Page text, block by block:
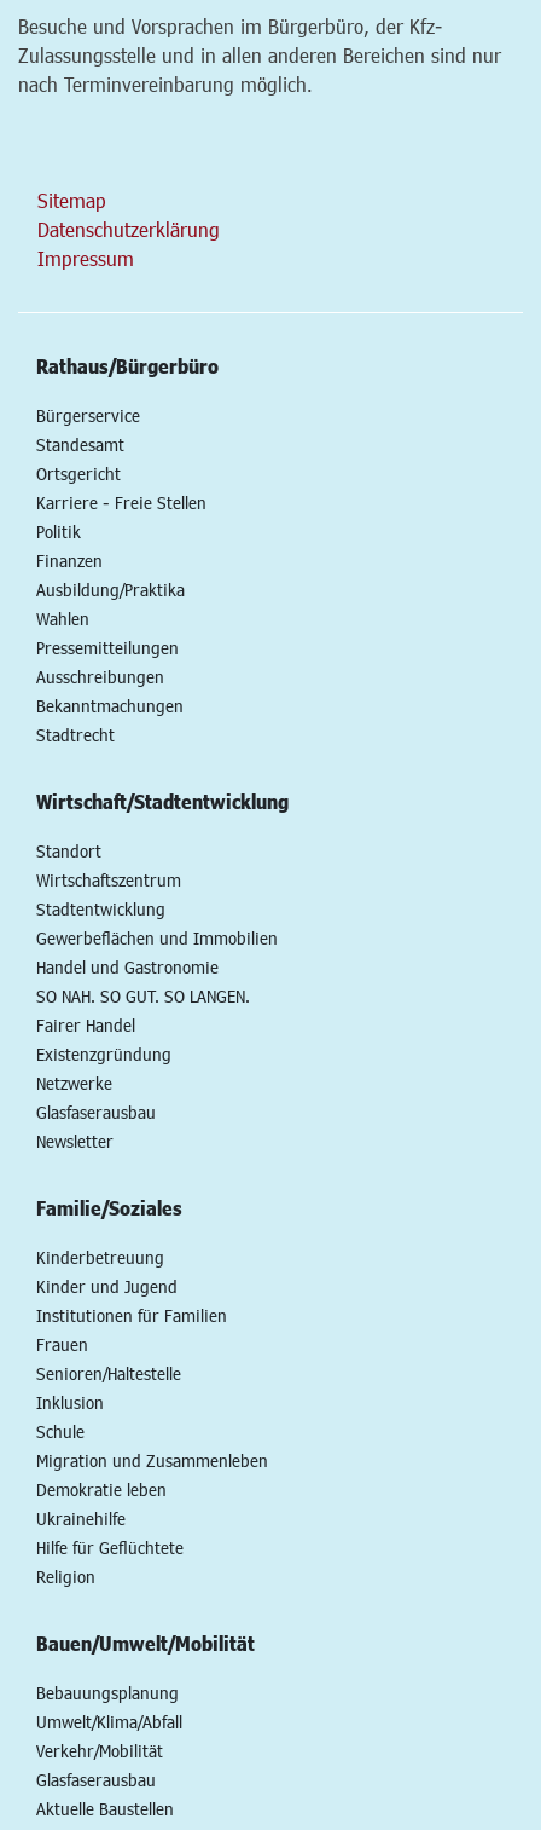
Besuche und Vorsprachen im Bürgerbüro, der Kfz-
Zulassungsstelle und in allen anderen Bereichen sind nur
nach Terminvereinbarung möglich.
Sitemap
Datenschutzerklärung
Impressum
Rathaus/Bürgerbüro
Bürgerservice
Standesamt
Ortsgericht
Karriere - Freie Stellen
Politik
Finanzen
Ausbildung/Praktika
Wahlen
Pressemitteilungen
Ausschreibungen
Bekanntmachungen
Stadtrecht
Wirtschaft/Stadtentwicklung
Standort
Wirtschaftszentrum
Stadtentwicklung
Gewerbeflächen und Immobilien
Handel und Gastronomie
SO NAH. SO GUT. SO LANGEN.
Fairer Handel
Existenzgründung
Netzwerke
Glasfaserausbau
Newsletter
Familie/Soziales
Kinderbetreuung
Kinder und Jugend
Institutionen für Familien
Frauen
Senioren/Haltestelle
Inklusion
Schule
Migration und Zusammenleben
Demokratie leben
Ukrainehilfe
Hilfe für Geflüchtete
Religion
Bauen/Umwelt/Mobilität
Bebauungsplanung
Umwelt/Klima/Abfall
Verkehr/Mobilität
Glasfaserausbau
Aktuelle Baustellen